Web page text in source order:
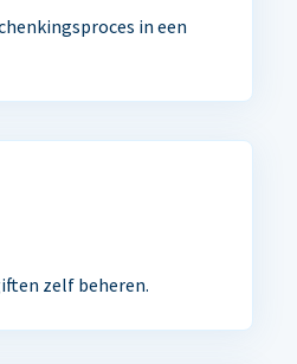
in een
zelf beheren.